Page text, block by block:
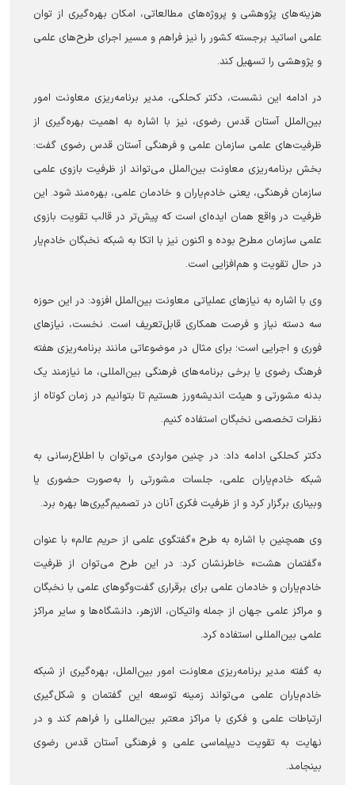
هزینه‌های پژوهشی و پروژه‌های مطالعاتی، امکان بهره‌گیری از توان
علمی اساتید برجسته کشور را نیز فراهم و مسیر اجرای طرح‌های علمی
و پژوهشی را تسهیل کند.
در ادامه این نشست، دکتر کحلکی، مدیر برنامه‌ریزی معاونت امور
بین‌الملل آستان قدس رضوی، نیز با اشاره به اهمیت بهره‌گیری از
ظرفیت‌های علمی سازمان علمی و فرهنگی آستان قدس رضوی گفت:
بخش برنامه‌ریزی معاونت بین‌الملل می‌تواند از ظرفیت بازوی علمی
سازمان فرهنگی، یعنی خادم‌یاران و خادمان علمی، بهره‌مند شود. این
ظرفیت در واقع همان ایده‌ای است که پیش‌تر در قالب تقویت بازوی
علمی سازمان مطرح بوده و اکنون نیز با اتکا به شبکه نخبگان خادم‌یار
در حال تقویت و هم‌افزایی است.
وی با اشاره به نیاز‌های عملیاتی معاونت بین‌الملل افزود: در این حوزه
سه دسته نیاز و فرصت همکاری قابل‌تعریف است. نخست، نیاز‌های
فوری و اجرایی است؛ برای مثال در موضوعاتی مانند برنامه‌ریزی هفته
فرهنگ رضوی یا برخی برنامه‌های فرهنگی بین‌المللی، ما نیازمند یک
بدنه مشورتی و هیئت اندیشه‌ورز هستیم تا بتوانیم در زمان کوتاه از
نظرات تخصصی نخبگان استفاده کنیم.
دکتر کحلکی ادامه داد: در چنین مواردی می‌توان با اطلاع‌رسانی به
شبکه خادم‌یاران علمی، جلسات مشورتی را به‌صورت حضوری یا
وبیناری برگزار کرد و از ظرفیت فکری آنان در تصمیم‌گیری‌ها بهره برد.
وی همچنین با اشاره به طرح «گفتگوی علمی از حریم عالم» با عنوان
«گفتمان هشت» خاطرنشان کرد: در این طرح می‌توان از ظرفیت
خادم‌یاران و خادمان علمی برای برقراری گفت‌و‌گو‌های علمی با نخبگان
و مراکز علمی جهان از جمله واتیکان، الازهر، دانشگاه‌ها و سایر مراکز
علمی بین‌المللی استفاده کرد.
به گفته مدیر برنامه‌ریزی معاونت امور بین‌الملل، بهره‌گیری از شبکه
خادم‌یاران علمی می‌تواند زمینه توسعه این گفتمان و شکل‌گیری
ارتباطات علمی و فکری با مراکز معتبر بین‌المللی را فراهم کند و در
نهایت به تقویت دیپلماسی علمی و فرهنگی آستان قدس رضوی
بینجامد.